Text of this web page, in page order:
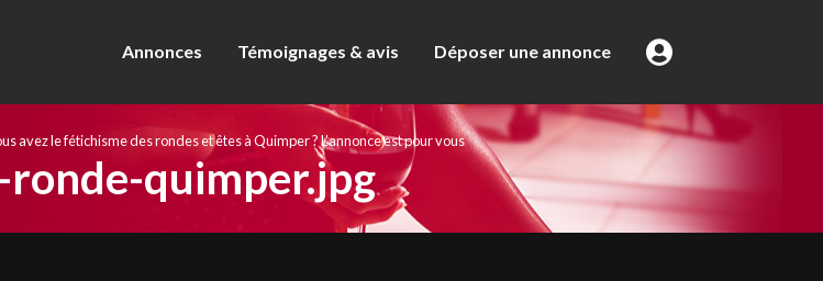
Annonces Témoignages & avis Déposer une annonce
avez le fétichisme des rondes et êtes à Quimper ? L’annonce est pour vous
quimper.jpg